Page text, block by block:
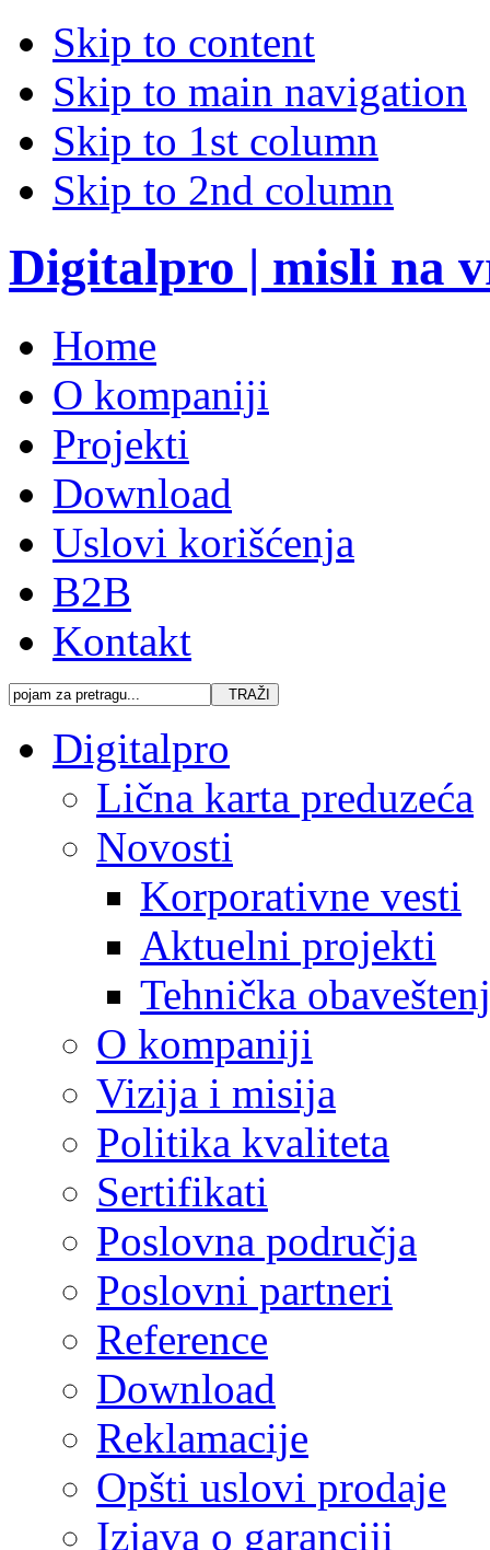
Skip to content
Skip to main navigation
Skip to 1st column
Skip to 2nd column
Digitalpro | misli na
Home
O kompaniji
Projekti
Download
Uslovi korišćenja
B2B
Kontakt
Digitalpro
Lična karta preduzeća
Novosti
Korporativne vesti
Aktuelni projekti
Tehnička
O kompaniji
Vizija i misija
Politika kvaliteta
Sertifikati
Poslovna područja
Poslovni partneri
Reference
Download
Reklamacije
Opšti uslovi prodaje
Izjava o garanciji